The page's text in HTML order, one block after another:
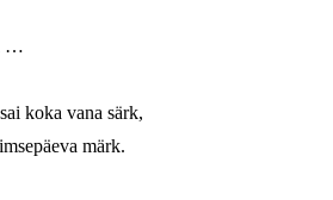
…
koka vana särk,
märk.